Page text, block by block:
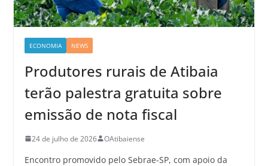
ECONOMIA NEWS
Produtores rurais de Atibaia
terão palestra gratuita sobre
emissão de nota fiscal
24 de julho de 2026 OAtibaiense
Encontro promovido pelo Sebrae-SP, com apoio da